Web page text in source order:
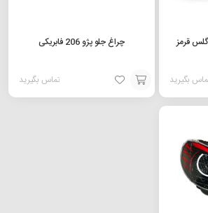
بگیرید
چراغ جلو پژو 206 فابریکی
تماس بگیرید
افزودن